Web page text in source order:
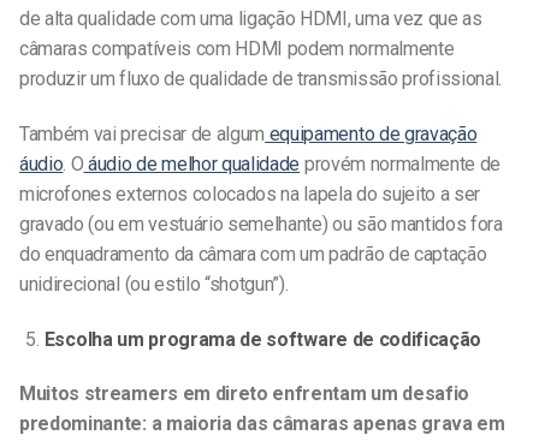
de alta qualidade com uma ligação HDMI, uma vez que as
câmaras compatíveis com HDMI podem normalmente
produzir um fluxo de qualidade de transmissão profissional.
Também vai precisar de algum equipamento de gravação
áudio . O áudio de melhor qualidade provém normalmente de
microfones externos colocados na lapela do sujeito a ser
gravado (ou em vestuário semelhante) ou são mantidos fora
do enquadramento da câmara com um padrão de captação
unidirecional (ou estilo “shotgun”).
Escolha um programa de software de codificação
Muitos streamers em direto enfrentam um desafio
predominante: a maioria das câmaras apenas grava em